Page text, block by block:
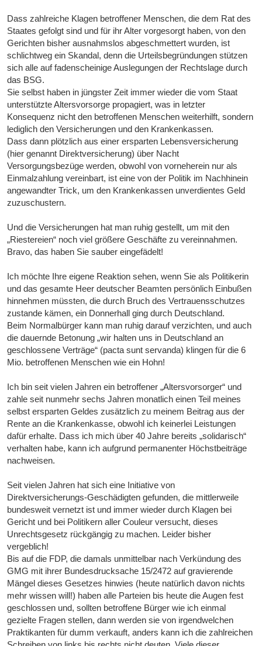
Dass zahlreiche Klagen betroffener Menschen, die dem Rat des
Staates gefolgt sind und für ihr Alter vorgesorgt haben, von den
Gerichten bisher ausnahmslos abgeschmettert wurden, ist
schlichtweg ein Skandal, denn die Urteilsbegründungen stützen
sich alle auf fadenscheinige Auslegungen der Rechtslage durch
das BSG.
Sie selbst haben in jüngster Zeit immer wieder die vom Staat
unterstützte Altersvorsorge propagiert, was in letzter
Konsequenz nicht den betroffenen Menschen weiterhilft, sondern
lediglich den Versicherungen und den Krankenkassen.
Dass dann plötzlich aus einer ersparten Lebensversicherung
(hier genannt Direktversicherung) über Nacht
Versorgungsbezüge werden, obwohl von vorneherein nur als
Einmalzahlung vereinbart, ist eine von der Politik im Nachhinein
angewandter Trick, um den Krankenkassen unverdientes Geld
zuzuschustern.
Und die Versicherungen hat man ruhig gestellt, um mit den
„Riestereien“ noch viel größere Geschäfte zu vereinnahmen.
Bravo, das haben Sie sauber eingefädelt!
Ich möchte Ihre eigene Reaktion sehen, wenn Sie als Politikerin
und das gesamte Heer deutscher Beamten persönlich Einbußen
hinnehmen müssten, die durch Bruch des Vertrauensschutzes
zustande kämen, ein Donnerhall ging durch Deutschland.
Beim Normalbürger kann man ruhig darauf verzichten, und auch
die dauernde Betonung „wir halten uns in Deutschland an
geschlossene Verträge“ (pacta sunt servanda) klingen für die 6
Mio. betroffenen Menschen wie ein Hohn!
Ich bin seit vielen Jahren ein betroffener „Altersvorsorger“ und
zahle seit nunmehr sechs Jahren monatlich einen Teil meines
selbst ersparten Geldes zusätzlich zu meinem Beitrag aus der
Rente an die Krankenkasse, obwohl ich keinerlei Leistungen
dafür erhalte. Dass ich mich über 40 Jahre bereits „solidarisch“
verhalten habe, kann ich aufgrund permanenter Höchstbeiträge
nachweisen.
Seit vielen Jahren hat sich eine Initiative von
Direktversicherungs-Geschädigten gefunden, die mittlerweile
bundesweit vernetzt ist und immer wieder durch Klagen bei
Gericht und bei Politikern aller Couleur versucht, dieses
Unrechtsgesetz rückgängig zu machen. Leider bisher
vergeblich!
Bis auf die FDP, die damals unmittelbar nach Verkündung des
GMG mit ihrer Bundesdrucksache 15/2472 auf gravierende
Mängel dieses Gesetzes hinwies (heute natürlich davon nichts
mehr wissen will!) haben alle Parteien bis heute die Augen fest
geschlossen und, sollten betroffene Bürger wie ich einmal
gezielte Fragen stellen, dann werden sie von irgendwelchen
Praktikanten für dumm verkauft, anders kann ich die zahlreichen